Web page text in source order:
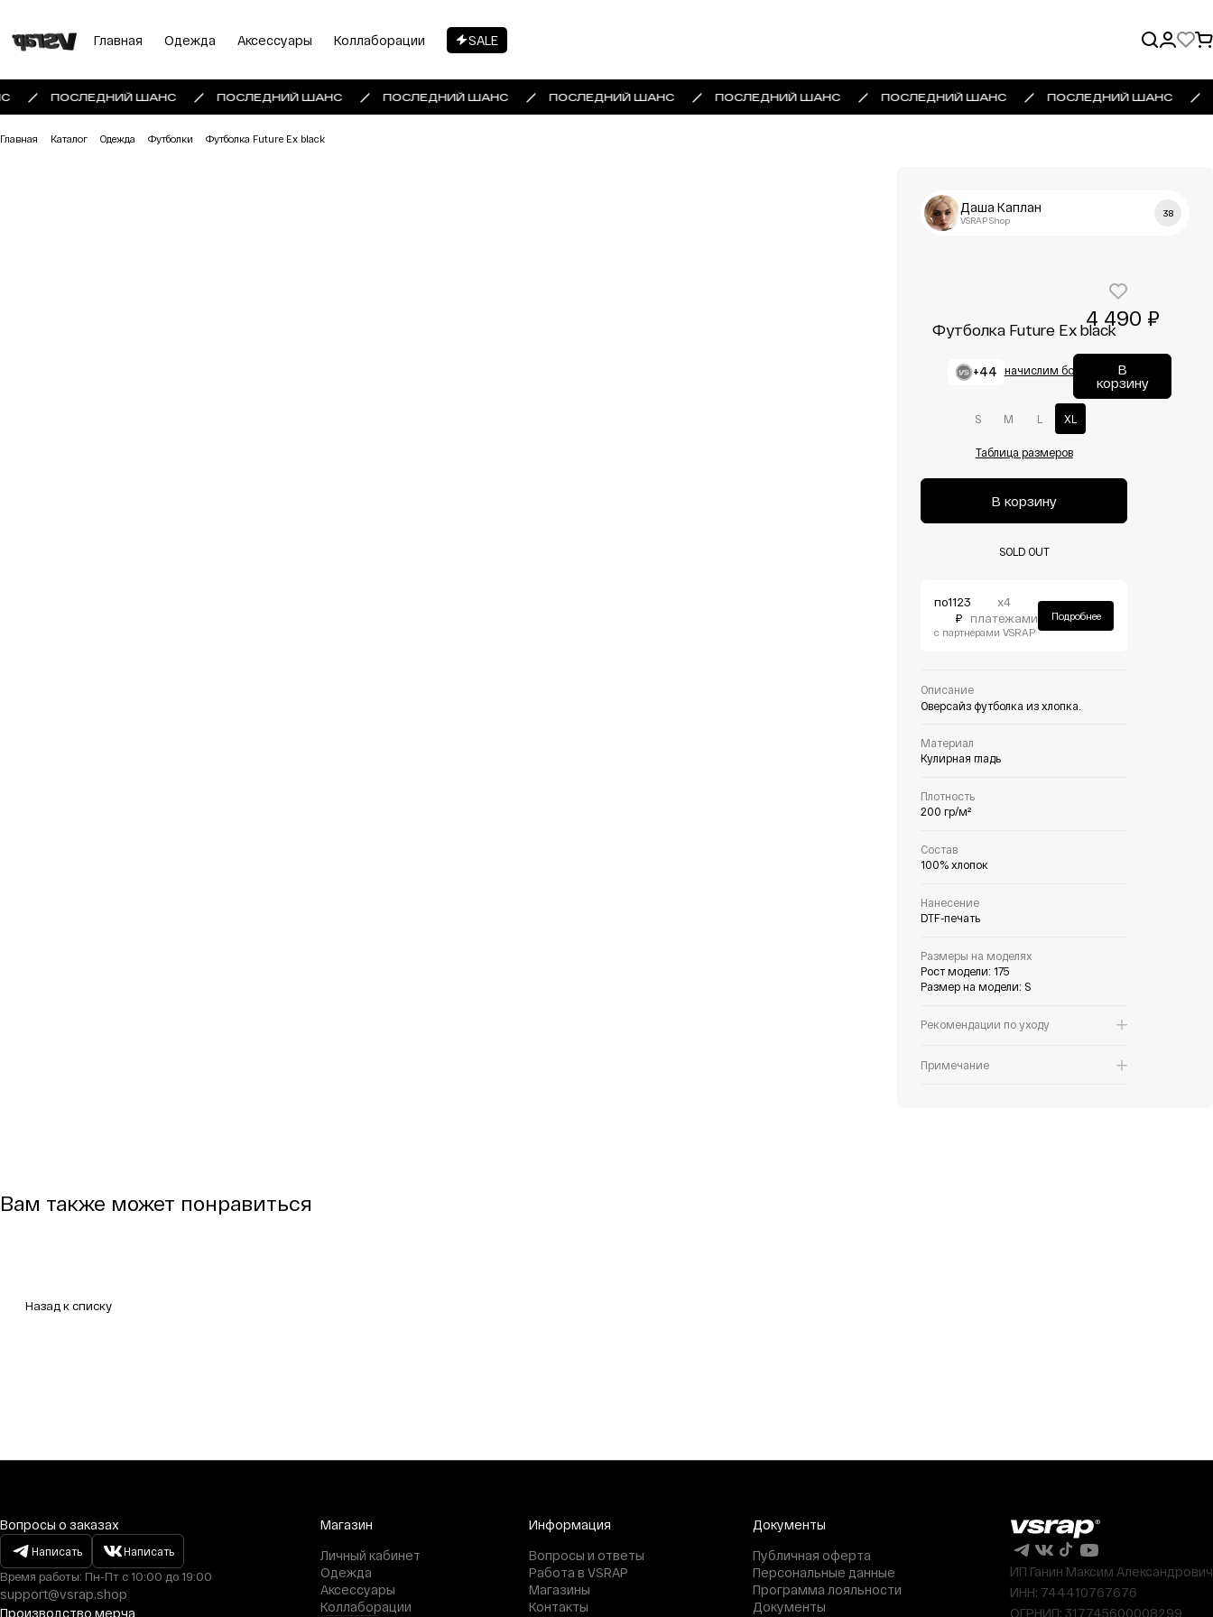
Главная Одежда Аксессуары Коллаборации SALE
ПОСЛЕДНИЙ ШАНС ПОСЛЕДНИЙ ШАНС ПОСЛЕДНИЙ ШАНС ПОСЛЕДНИЙ ШАНС ПОСЛЕДНИЙ ШАНС ПОСЛЕДНИЙ ШАНС ПОСЛЕДНИЙ ШАНС
Главная Каталог Одежда Футболки Футболка Future Ex black
Даша Каплан
VSRAP Shop
38
Футболка Future Ex black
+44 начислим бонусы
S M L XL
Таблица размеров
В корзину
SOLD OUT
по1123
₽
х4
платежами
с партнерами VSRAP
Подробнее
Описание
Оверсайз футболка из хлопка.
Материал
Кулирная гладь
Плотность
200 гр/м²
Состав
100% хлопок
Нанесение
DTF-печать
Размеры на моделях
Рост модели: 175
Размер на модели: S
Рекомендации по уходу
Примечание
4 490 ₽
В
корзину
Вам также может понравиться
Назад к списку
Вопросы о заказах
Написать Написать
Время работы: Пн-Пт с 10:00 до 19:00
support@vsrap.shop
Производство мерча
Магазин
Личный кабинет
Одежда
Аксессуары
Коллаборации
Информация
Вопросы и ответы
Работа в VSRAP
Магазины
Контакты
Документы
Публичная оферта
Персональные данные
Программа лояльности
Документы
ИП Ганин Максим Александрович
ИНН: 744410767676
ОГРНИП: 317745600008299